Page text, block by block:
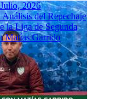
2026
del Repechaje
la Liga de Segunda
Matías Garrido